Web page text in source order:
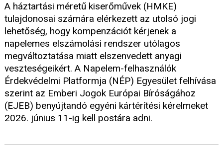
A háztartási méretű kiserőművek (HMKE)
tulajdonosai számára elérkezett az utolsó jogi
lehetőség, hogy kompenzációt kérjenek a
napelemes elszámolási rendszer utólagos
megváltoztatása miatt elszenvedett anyagi
veszteségeikért. A Napelem-felhasználók
Érdekvédelmi Platformja (NÉP) Egyesület felhívása
szerint az Emberi Jogok Európai Bíróságához
(EJEB) benyújtandó egyéni kártérítési kérelmeket
2026. június 11-ig kell postára adni.